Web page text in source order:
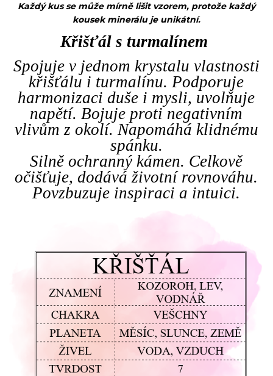
Každý kus se může mírně lišit vzorem, protože každý
kousek minerálu je unikátní.
Křišťál s turmalínem
Spojuje v jednom krystalu vlastnosti
křišťálu i turmalínu. Podporuje
harmonizaci duše i mysli, uvolňuje
napětí. Bojuje proti negativním
vlivům z okolí. Napomáhá klidnému
spánku.
Silně ochranný kámen. Celkově
očišťuje, dodává životní rovnováhu.
Povzbuzuje inspiraci a intuici.